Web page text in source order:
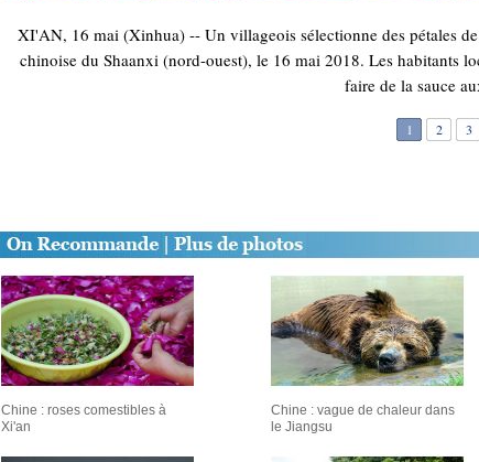
XI'AN, 16 mai (Xinhua) -- Un villageois sélectionne des pétales
chinoise du Shaanxi (nord-ouest), le 16 mai 2018. Les habitants
faire de la sauce
1 2 3
Chine : roses comestibles à
Xi'an
Chine : vague de chaleur dans
le Jiangsu